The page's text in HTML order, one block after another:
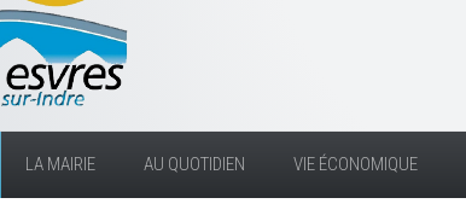
LA MAIRIE AU QUOTIDIEN VIE ÉCONOMIQUE